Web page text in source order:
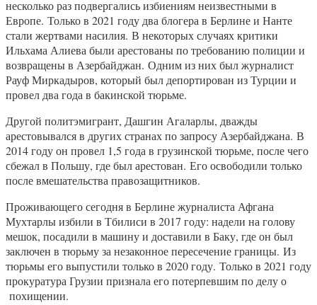
несколько раз подвергались избиениям неизвестными в
Европе. Только в 2021 году два блогера в Берлине и Нанте
стали жертвами насилия. В некоторых случаях критики
Ильхама Алиева были арестованы по требованию полиции и
возвращены в Азербайджан. Одним из них был журналист
Рауф Миркадыров, который был депортирован из Турции и
провел два года в бакинской тюрьме.
Другой политэмигрант, Дашгин Агаларлы, дважды
арестовывался в других странах по запросу Азербайджана. В
2014 году он провел 1,5 года в грузинской тюрьме, после чего
сбежал в Польшу, где был арестован. Его освободили только
после вмешательства правозащитников.
Проживающего сегодня в Берлине журналиста Афгана
Мухтарлы избили в Тбилиси в 2017 году: надели на голову
мешок, посадили в машину и доставили в Баку, где он был
заключен в тюрьму за незаконное пересечение границы. Из
тюрьмы его выпустили только в 2020 году. Только в 2021 году
прокуратура Грузии признала его потерпевшим по делу о
похищении.